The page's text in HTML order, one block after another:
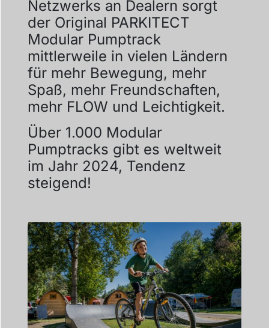
Netzwerks an Dealern sorgt
der Original PARKITECT
Modular Pumptrack
mittlerweile in vielen Ländern
für mehr Bewegung, mehr
Spaß, mehr Freundschaften,
mehr FLOW und Leichtigkeit.
Über 1.000 Modular
Pumptracks gibt es weltweit
im Jahr 2024, Tendenz
steigend!